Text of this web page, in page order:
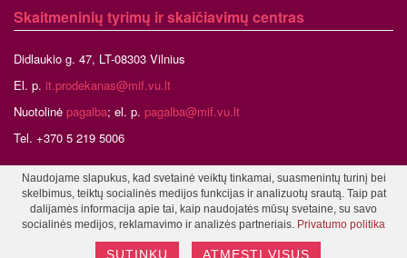
Skaitmeninių tyrimų ir skaičiavimų centras
Didlaukio g. 47, LT-08303 Vilnius
El. p. it.prodekanas@mif.vu.lt
Nuotolinė pagalba; el. p. pagalba@mif.vu.lt
Tel. +370 5 219 5006
©2026 Vilniaus universitetas, Matematikos ir informatikos fakultetas
Tinklalapio administratorius
Naudojame slapukus, kad svetainė veiktų tinkamai, suasmenintų turinį bei
skelbimus, teiktų socialinės medijos funkcijas ir analizuotų srautą. Taip pat
dalijamės informacija apie tai, kaip naudojatės mūsų svetaine, su savo
socialinės medijos, reklamavimo ir analizės partneriais. Privatumo politika
SUTINKU ATMESTI VISUS